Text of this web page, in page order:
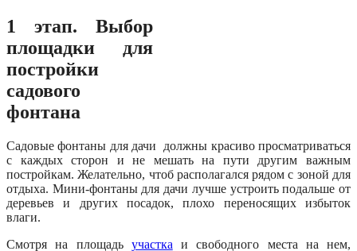
1 этап. Выбор
площадки для
постройки
садового
фонтана
Садовые фонтаны для дачи должны красиво просматриваться
с каждых сторон и не мешать на пути другим важным
постройкам. Желательно, чтоб располагался рядом с зоной для
отдыха. Мини-фонтаны для дачи лучше устроить подальше от
деревьев и других посадок, плохо переносящих избыток
влаги.
Смотря на площадь участка и свободного места на нем,